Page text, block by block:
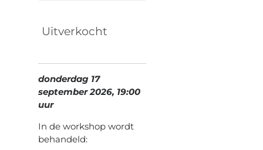
Uitverkocht
donderdag 17
september 2026, 19:00
uur
In de workshop wordt
behandeld: